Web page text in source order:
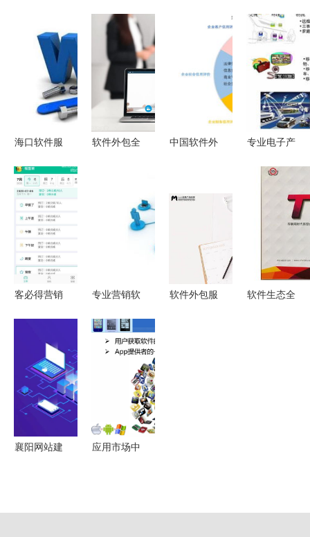
海口软件服
索出众外包
公司的成功
软件外包全
项目成功的
核心要点
中国软件外
读今日重磅
外包交易指
专业电子产
决方案 从
设计外包到
全链条服务
客必得营销
营，免费下
载安卓最新
版v2.0.47
专业营销软
业增长新引
擎
软件外包服
软件生态全
襄阳网站建
应用市场中